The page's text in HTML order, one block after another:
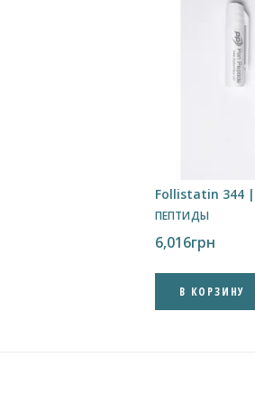
Follistatin 344
ПЕПТИДЫ
6,016грн
В КОРЗИНУ